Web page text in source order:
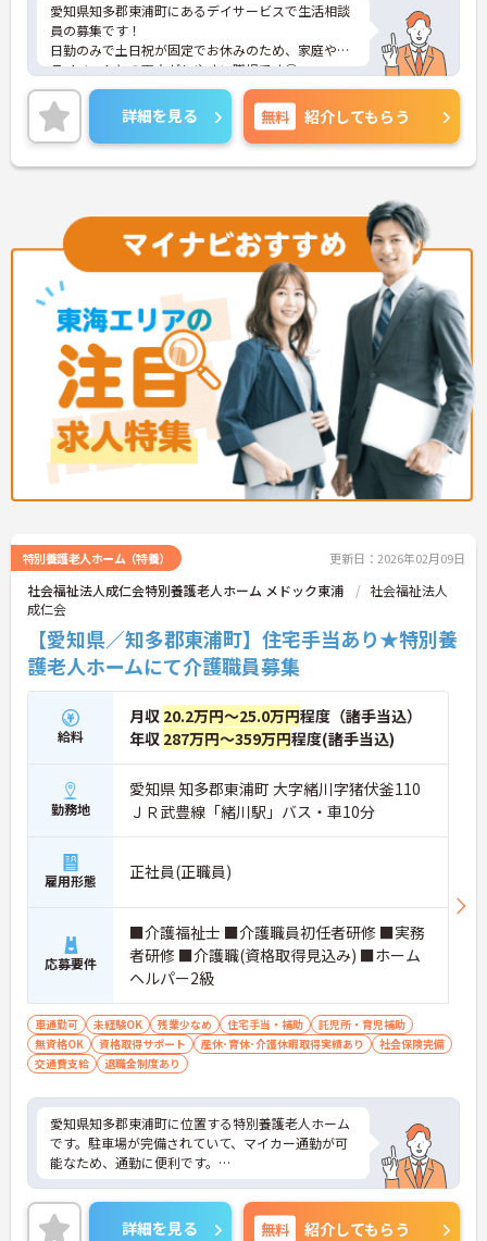
愛知県知多郡東浦町にあるデイサービスで生活相談
員の募集です！
日勤のみで土日祝が固定でお休みのため、家庭やプ
ライベートとの両立がしやすい職場です◎
また、マイカー通勤もOK！雨の日でも快適に通勤が
可能です！
ご興味ある方は面接ポイントをお伝えしますので、
お気軽にご連絡ください。
詳細を見る 無料 紹介してもらう
特別養護老人ホーム（特養） 更新日：2026年02月09日
社会福祉法人成仁会特別養護老人ホーム メドック東浦
社会福祉法人
成仁会
【愛知県／知多郡東浦町】住宅手当あり★特別養
護老人ホームにて介護職員募集
給料
月収 20.2万円～25.0万円程度（諸手当込）
年収 287万円～359万円程度(諸手当込)
勤務地
愛知県 知多郡東浦町 大字緒川字猪伏釜110
ＪＲ武豊線「緒川駅」バス・車10分
雇用形態 正社員(正職員)
応募要件
■介護福祉士 ■介護職員初任者研修 ■実務
者研修 ■介護職(資格取得見込み) ■ホーム
ヘルパー2級
車通勤可 未経験OK 残業少なめ 住宅手当・補助
託児所・育児補助
無資格OK
資格取得サポート 産休･育休･介護休暇取得実績あり
社会保険完備
交通費支給
退職金制度あり
愛知県知多郡東浦町に位置する特別養護老人ホーム
です。駐車場が完備されていて、マイカー通勤が可
能なため、通勤に便利です。
残業時間はほとんど発生しません。プライベートと
メリハリをつけて勤務できます。
詳細を見る 無料 紹介してもらう